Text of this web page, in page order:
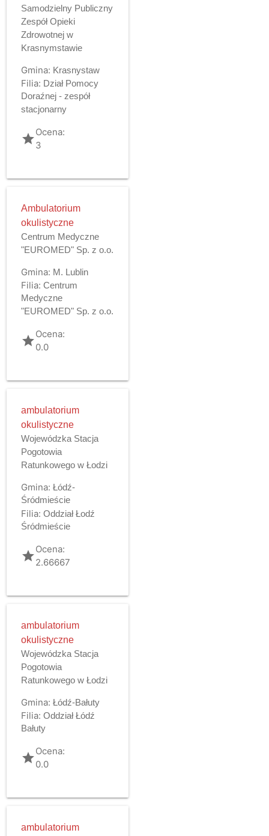
Samodzielny Publiczny
Zespół Opieki
Zdrowotnej w
Krasnymstawie
Gmina: Krasnystaw
Filia: Dział Pomocy
Doraźnej - zespół
stacjonarny
gradeOcena:
3
Ambulatorium
okulistyczne
Centrum Medyczne
"EUROMED" Sp. z o.o.
Gmina: M. Lublin
Filia: Centrum
Medyczne
"EUROMED" Sp. z o.o.
gradeOcena:
0.0
ambulatorium
okulistyczne
Wojewódzka Stacja
Pogotowia
Ratunkowego w Łodzi
Gmina: Łódź-
Śródmieście
Filia: Oddział Łodź
Śródmieście
gradeOcena:
2.66667
ambulatorium
okulistyczne
Wojewódzka Stacja
Pogotowia
Ratunkowego w Łodzi
Gmina: Łódź-Bałuty
Filia: Oddział Łódź
Bałuty
gradeOcena:
0.0
ambulatorium